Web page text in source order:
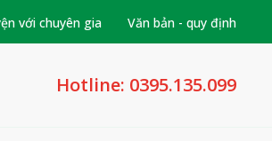
với chuyên gia Văn bản - quy định
Hotline: 0395.135.099